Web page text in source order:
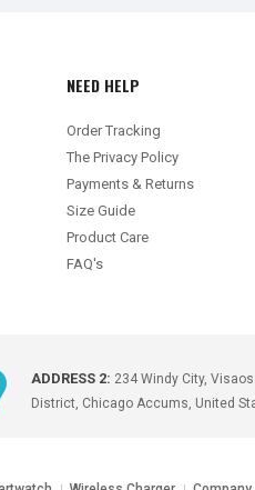
NEED HELP
Order Tracking
The Privacy Policy
Payments & Returns
Size Guide
Product Care
FAQ's
ADDRESS 2: 234 Windy City,
District, Chicago Accums, United